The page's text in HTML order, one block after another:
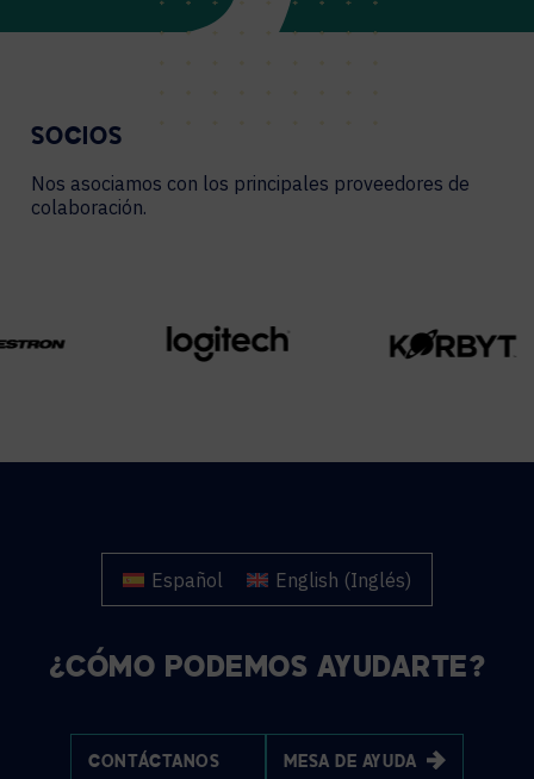
SOCIOS
Nos asociamos con los principales proveedores de
colaboración.
Español English (Inglés)
¿CÓMO PODEMOS AYUDARTE?
CONTÁCTANOS MESA DE AYUDA